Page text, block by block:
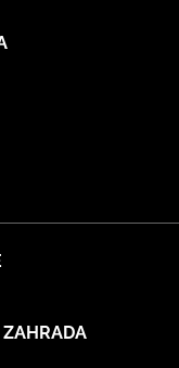
ZAHRADA